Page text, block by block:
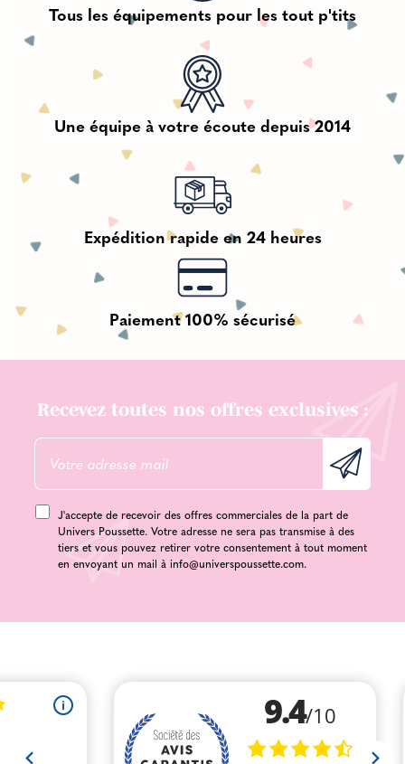
Tous les équipements pour les tout p'tits
Une équipe à votre écoute depuis 2014
Expédition rapide en 24 heures
Paiement 100% sécurisé
Recevez toutes nos offres exclusives :
J'accepte de recevoir des offres commerciales de la part de
Univers Poussette. Votre adresse ne sera pas transmise à des
tiers et vous pouvez retirer votre consentement à tout moment
en envoyant un mail à info@universpoussette.com.